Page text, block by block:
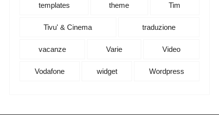
templates theme Tim
Tivu' & Cinema traduzione
vacanze Varie Video
Vodafone widget Wordpress